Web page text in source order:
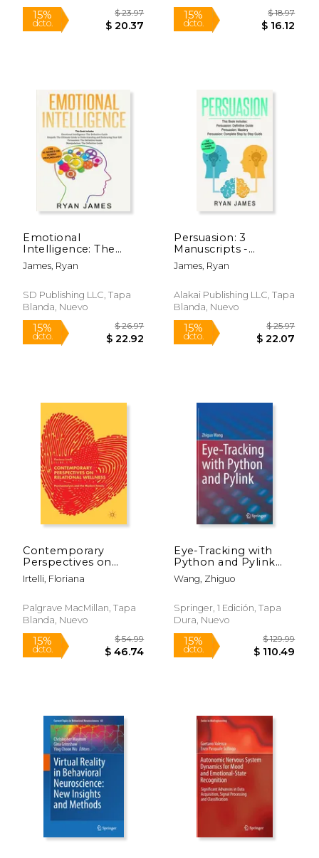
12%
dcto. $ 22.40
15%
dcto.
(Cognitive Behavioral
th (en Inglés)
15%
dcto.
Intelligenc (en Inglés)
15%
dcto.
Emotional
Intelligence: The
Definitive Guide,
Empath: How to
Highly Sensitive,
Persuasion: The
Underst (en Inglés)
James, Ryan
SD Publishing LLC, Tapa
Blanda, Nuevo
Persuasion: 3
Manuscripts -
Persuasion Definitive
Guide, Persuasion
Complete Step by
Step Guide
Inglés)
James, Ryan
Alakai Publishing LLC, Tapa
Blanda, Nuevo
Contemporary
Perspectives on
Relational Wellness:
Psychoanalysis and
(en Inglés)
Irtelli, Floriana
Palgrave MacMillan, Tapa
Blanda, Nuevo
Eye-Tracking with
Python and Pylink
(en Inglés)
Wang, Zhiguo
Springer, 1 Edición, Tapa
Dura, Nuevo